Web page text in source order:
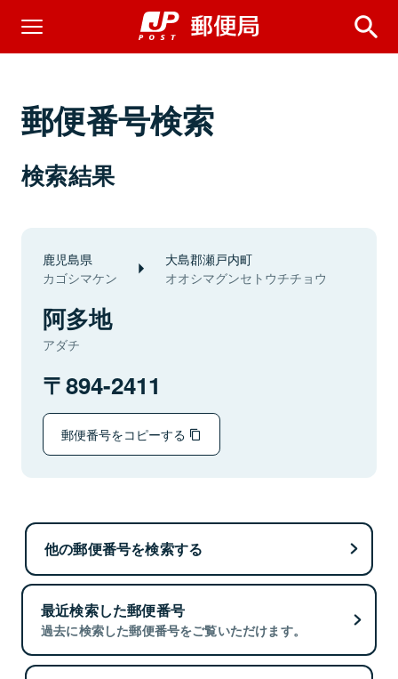
郵便番号検索
検索結果
鹿児島県
カゴシマケン
大島郡瀬戸内町
オオシマグンセトウチチョウ
阿多地
アダチ
894-2411
郵便番号をコピーする
他の郵便番号を検索する
最近検索した郵便番号
過去に検索した郵便番号をご覧いただけます。